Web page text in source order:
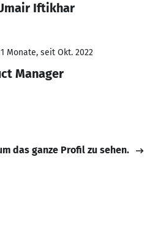
Iftikhar
Monate, seit Okt. 2022
Manager
das ganze Profil zu sehen.